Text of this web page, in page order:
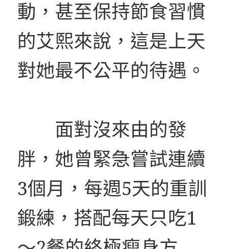
動，甚至保持節食習慣
的艾熙來說，這是上天
對她最不公平的待遇。
面對沒來由的發
胖，她曾緊急嘗試連續
3個月，每週5天的重訓
鍛練，搭配每天只吃1